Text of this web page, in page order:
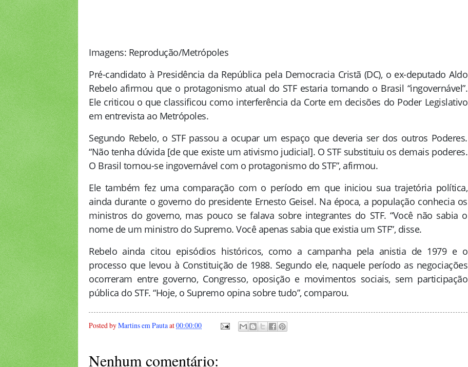
Imagens: Reprodução/Metrópoles
Pré-candidato à Presidência da República pela Democracia Cristã (DC), o ex-deputado Aldo
Rebelo afirmou que o protagonismo atual do STF estaria tornando o Brasil “ingovernável”.
Ele criticou o que classificou como interferência da Corte em decisões do Poder Legislativo
em entrevista ao Metrópoles.
Segundo Rebelo, o STF passou a ocupar um espaço que deveria ser dos outros Poderes.
“Não tenha dúvida [de que existe um ativismo judicial]. O STF substituiu os demais poderes.
O Brasil tornou-se ingovernável com o protagonismo do STF”, afirmou.
Ele também fez uma comparação com o período em que iniciou sua trajetória política,
ainda durante o governo do presidente Ernesto Geisel. Na época, a população conhecia os
ministros do governo, mas pouco se falava sobre integrantes do STF. “Você não sabia o
nome de um ministro do Supremo. Você apenas sabia que existia um STF”, disse.
Rebelo ainda citou episódios históricos, como a campanha pela anistia de 1979 e o
processo que levou à Constituição de 1988. Segundo ele, naquele período as negociações
ocorreram entre governo, Congresso, oposição e movimentos sociais, sem participação
pública do STF. “Hoje, o Supremo opina sobre tudo”, comparou.
Posted byMartins em Pauta at00:00:00
Nenhum comentário: